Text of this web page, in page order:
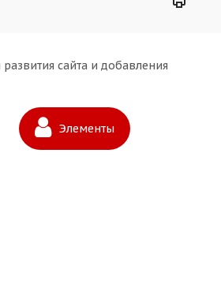
сайта и добавления
Элементы